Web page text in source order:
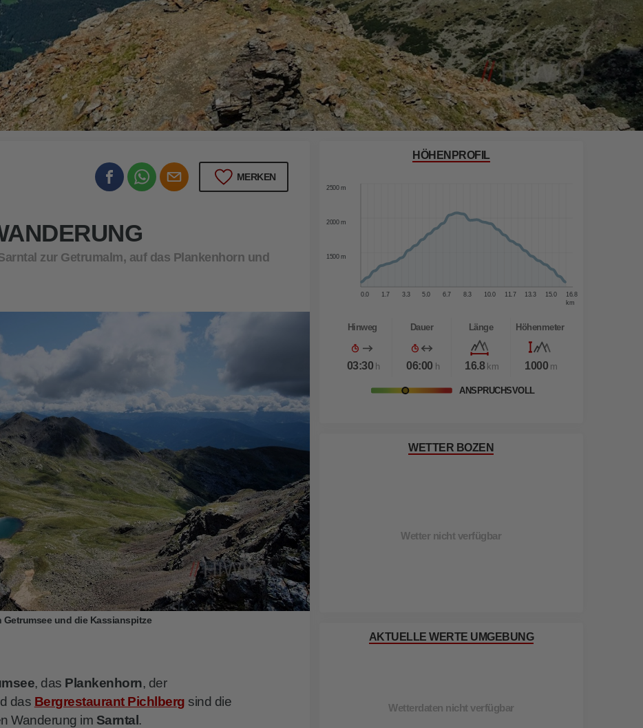
MERKEN
zur Getrumalm, auf das Plankenhorn und
und die Kassianspitze
, das Plankenhorn, der
das Bergrestaurant Pichlberg sind die
Wanderung im Sarntal.
HÖHENPROFIL
0.0 1.7 3.3 5.0 6.7 8.3 10.0 11.7 13.3 15.0
16.8
km
1500 m
2000 m
2500 m
Hinweg
03:30 h
Dauer
06:00 h
Länge
16.8 km
Höhenmeter
1000 m
ANSPRUCHSVOLL
WETTER BOZEN
Wetter nicht verfügbar
AKTUELLE WERTE UMGEBUNG
Wetterdaten nicht verfügbar